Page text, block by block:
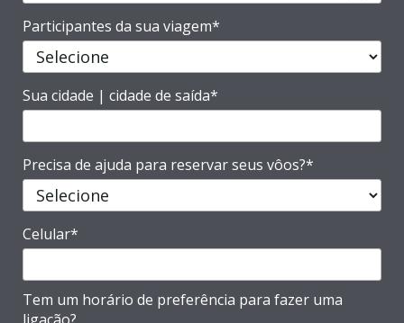
Participantes da sua viagem*
Sua cidade | cidade de saída*
Precisa de ajuda para reservar seus vôos?*
Celular*
Tem um horário de preferência para fazer uma